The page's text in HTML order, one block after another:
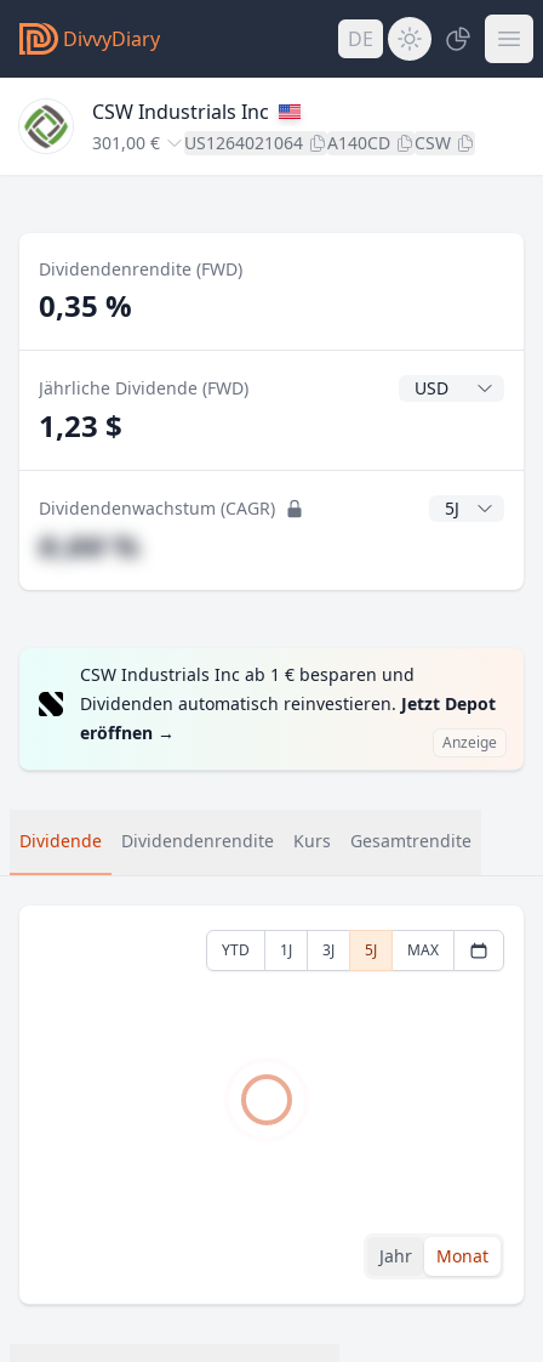
DivvyDiary DE
CSW Industrials Inc
301,00 € US1264021064 A140CD CSW
Dividendenrendite (FWD)
0,35 %
Jährliche Dividende (FWD)
1,23 $
Dividendenwachstum (CAGR) CAGR Jahre
#,## %
CSW Industrials Inc ab 1 € besparen und
Dividenden automatisch reinvestieren. Jetzt Depot
eröffnen → Anzeige
Dividende Dividendenrendite Kurs Gesamtrendite
YTD 1J 3J 5J MAX
Jahr Monat